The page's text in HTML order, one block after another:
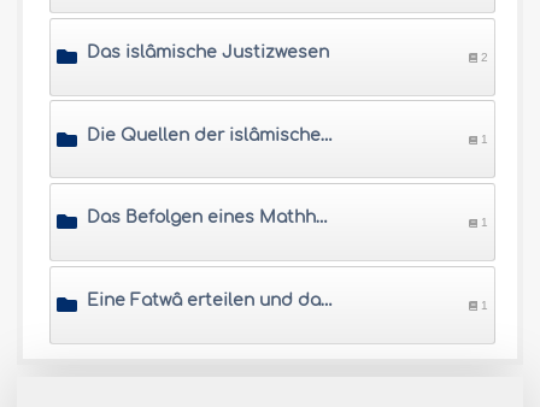
Das islâmische Justizwesen 2
Die Quellen der islâmischen Rechtssprechung 1
Das Befolgen eines Mathhab (Rechtsschule) 1
Eine Fatwâ erteilen und das angemessene Benehmen eines Muftis 1